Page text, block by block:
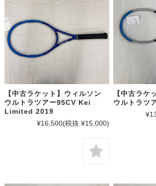
【中古ラケット】ウィルソン
ウルトラツアー95CV Kei
Limited 2019
¥16,500(税抜 ¥15,000)
【中古ラケ
ウルトラツ